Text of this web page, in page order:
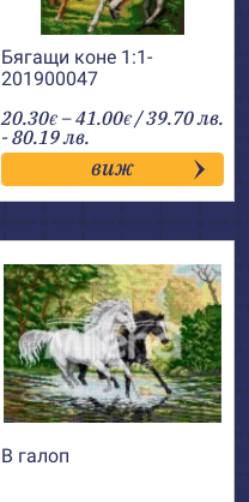
Бягащи коне 1:1-
201900047
20.30€ –41.00€Price
range:
20.30€
through
41.00€
/ 39.70 лв.
- 80.19 лв.
виж
В галоп